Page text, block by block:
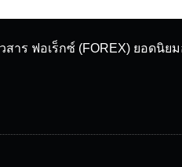
าร ฟอเร็กซ์ (FOREX) ยอดนิย